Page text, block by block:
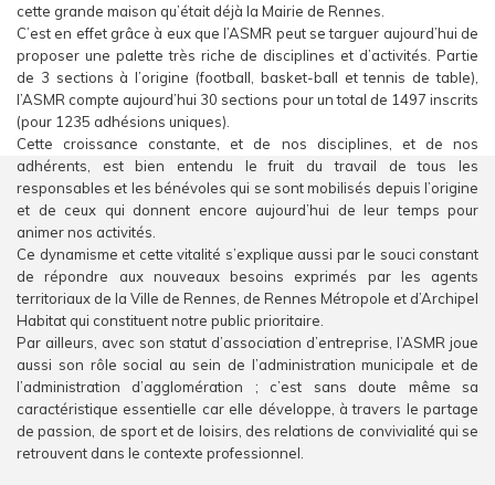
cette grande maison qu’était déjà la Mairie de Rennes.
C’est en effet grâce à eux que l’ASMR peut se targuer aujourd’hui de
proposer une palette très riche de disciplines et d’activités. Partie
de 3 sections à l’origine (football, basket-ball et tennis de table),
l’ASMR compte aujourd’hui 30 sections pour un total de 1497 inscrits
(pour 1235 adhésions uniques).
Cette croissance constante, et de nos disciplines, et de nos
adhérents, est bien entendu le fruit du travail de tous les
responsables et les bénévoles qui se sont mobilisés depuis l’origine
et de ceux qui donnent encore aujourd’hui de leur temps pour
animer nos activités.
Ce dynamisme et cette vitalité s’explique aussi par le souci constant
de répondre aux nouveaux besoins exprimés par les agents
territoriaux de la Ville de Rennes, de Rennes Métropole et d’Archipel
Habitat qui constituent notre public prioritaire.
Par ailleurs, avec son statut d’association d’entreprise, l’ASMR joue
aussi son rôle social au sein de l’administration municipale et de
l’administration d’agglomération ; c’est sans doute même sa
caractéristique essentielle car elle développe, à travers le partage
de passion, de sport et de loisirs, des relations de convivialité qui se
retrouvent dans le contexte professionnel.